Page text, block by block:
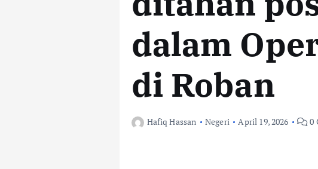
dalam
di Roban
Hafiq Hassan Negeri April 19, 2026 0